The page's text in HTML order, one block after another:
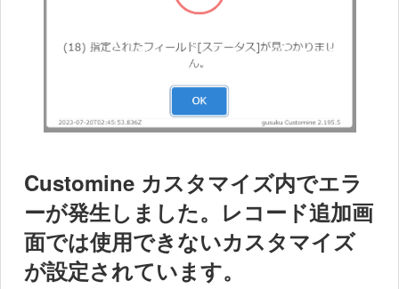
Customine カスタマイズ内でエラ
ーが発生しました。レコード追加画
面では使用できないカスタマイズ
が設定されています。